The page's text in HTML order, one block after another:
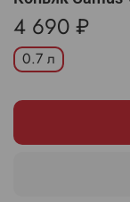
4 690 ₽
0.7 л